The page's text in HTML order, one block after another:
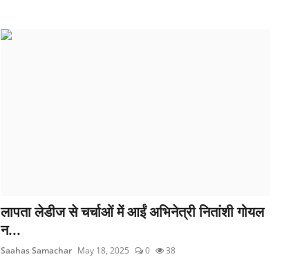
लापता लेडीज से चर्चाओं में आईं अभिनेत्री नितांशी गोयल
न...
Saahas Samachar May 18, 2025 0 38